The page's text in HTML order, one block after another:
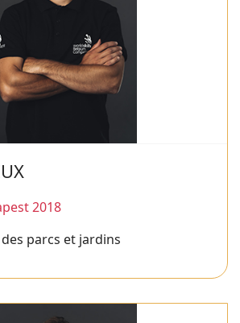
2018
parcs et jardins